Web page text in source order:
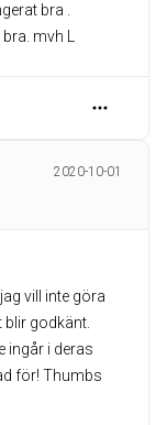
bra .
mvh L
2020-10-01
vill inte göra
godkänt.
ingår i deras
för! Thumbs